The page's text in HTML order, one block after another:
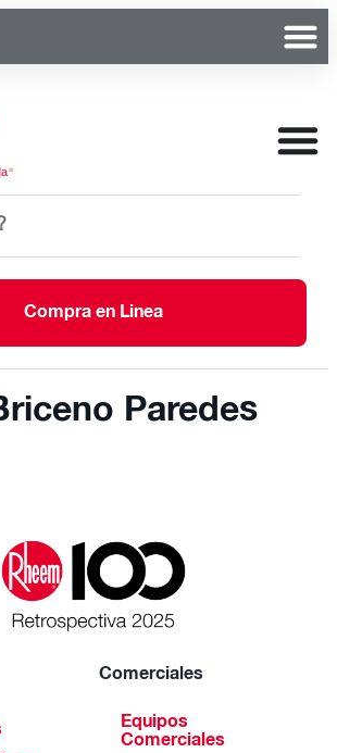
Compra en Linea
Paredes
Comerciales
Equipos
Comerciales